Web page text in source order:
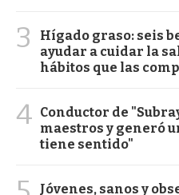
3
Hígado graso: seis
ayudar a cuidar la
hábitos que las
4 Conductor de
maestros y generó
tiene sentido"
Jóvenes, sanos y